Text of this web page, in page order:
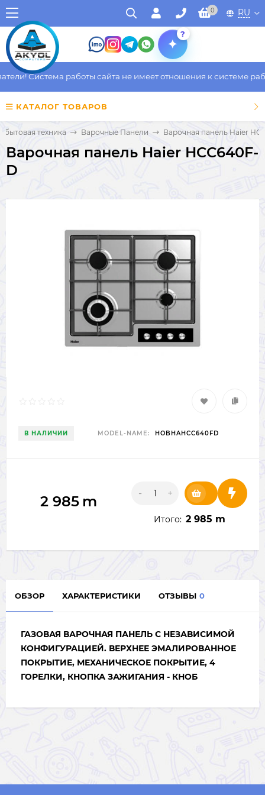
0 RU
?
Система работы сайта не имеет отношения к системе
КАТАЛОГ ТОВАРОВ
бытовая техника Варочные Панели Варочная панель Haier
Варочная панель Haier HCC640F-
D
В НАЛИЧИИ MODEL-NAME: HOBHAHCC640FD
2 985 m - +
Итого: 2 985 m
ОБЗОР ХАРАКТЕРИСТИКИ ОТЗЫВЫ 0
ГАЗОВАЯ ВАРОЧНАЯ ПАНЕЛЬ С НЕЗАВИСИМОЙ
КОНФИГУРАЦИЕЙ. ВЕРХНЕЕ ЭМАЛИРОВАННОЕ
ПОКРЫТИЕ, МЕХАНИЧЕСКОЕ ПОКРЫТИЕ, 4
ГОРЕЛКИ, КНОПКА ЗАЖИГАНИЯ - КНОБ